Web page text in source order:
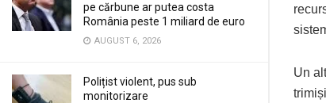
pe cărbune ar putea costa
România peste 1 miliard de euro
AUGUST 6, 2026
Polițist violent, pus sub
monitorizare
Un